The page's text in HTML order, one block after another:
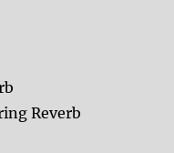
Reverb